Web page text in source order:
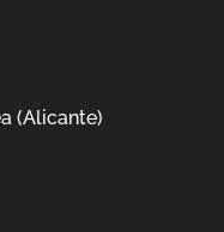
(Alicante)